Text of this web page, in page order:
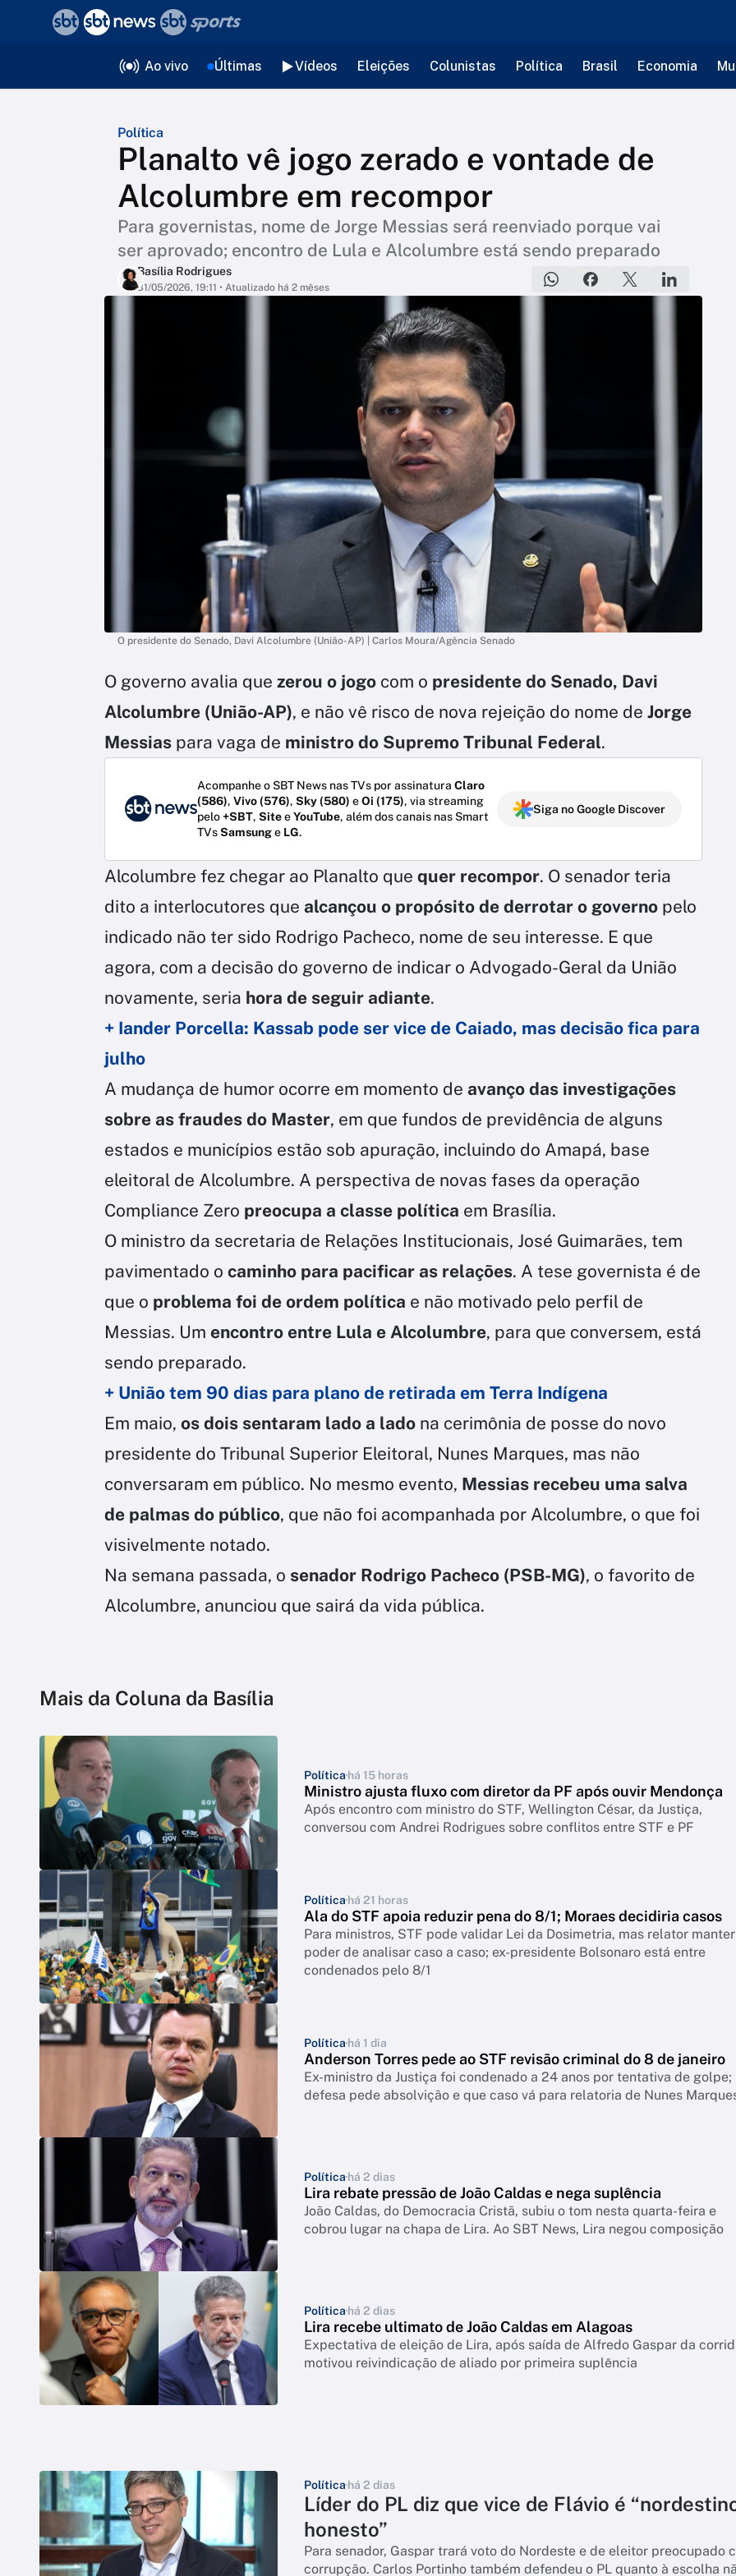
Ao vivo Últimas Vídeos Eleições Colunistas Política Brasil Economia
Política
Planalto vê jogo zerado e vontade de
Alcolumbre em recompor
Para governistas, nome de Jorge Messias será reenviado porque vai
ser aprovado; encontro de Lula e Alcolumbre está sendo preparado
Basília Rodrigues
31/05/2026, 19:11 • Atualizado há 2 mêses
O presidente do Senado, Davi Alcolumbre (União-AP) | Carlos Moura/Agência Senado
O governo avalia que zerou o jogo com o presidente do Senado, Davi
Alcolumbre (União-AP), e não vê risco de nova rejeição do nome de Jorge
Messias para vaga de ministro do Supremo Tribunal Federal.
Acompanhe o SBT News nas TVs por assinatura Claro
(586), Vivo (576), Sky (580) eOi (175), via streaming
pelo+SBT, SiteeYouTube, além dos canais nas Smart
TVsSamsunge LG.
Siga no Google Discover
Alcolumbre fez chegar ao Planalto que quer recompor. O senador teria
dito a interlocutores que alcançou o propósito de derrotar o governo pelo
indicado não ter sido Rodrigo Pacheco, nome de seu interesse. E que
agora, com a decisão do governo de indicar o Advogado-Geral da União
novamente, seria hora de seguir adiante.
+ Iander Porcella: Kassab pode ser vice de Caiado, mas decisão fica para
julho
A mudança de humor ocorre em momento de avanço das investigações
sobre as fraudes do Master, em que fundos de previdência de alguns
estados e municípios estão sob apuração, incluindo do Amapá, base
eleitoral de Alcolumbre. A perspectiva de novas fases da operação
Compliance Zero preocupa a classe política em Brasília.
O ministro da secretaria de Relações Institucionais, José Guimarães, tem
pavimentado o caminho para pacificar as relações. A tese governista é de
que o problema foi de ordem política e não motivado pelo perfil de
Messias. Um encontro entre Lula e Alcolumbre, para que conversem, está
sendo preparado.
+ União tem 90 dias para plano de retirada em Terra Indígena
Em maio, os dois sentaram lado a lado na cerimônia de posse do novo
presidente do Tribunal Superior Eleitoral, Nunes Marques, mas não
conversaram em público. No mesmo evento, Messias recebeu uma salva
de palmas do público, que não foi acompanhada por Alcolumbre, o que foi
visivelmente notado.
Na semana passada, o senador Rodrigo Pacheco (PSB-MG), o favorito de
Alcolumbre, anunciou que sairá da vida pública.
Mais da Coluna da Basília
Política há 15 horas
Ministro ajusta fluxo com diretor da PF após ouvir Mendonça
Após encontro com ministro do STF, Wellington César, da Justiça,
conversou com Andrei Rodrigues sobre conflitos entre STF e PF
Política há 21 horas
Ala do STF apoia reduzir pena do 8/1; Moraes decidiria casos
Para ministros, STF pode validar Lei da Dosimetria, mas relator
poder de analisar caso a caso; ex-presidente Bolsonaro está entre
condenados pelo 8/1
Política há 1 dia
Anderson Torres pede ao STF revisão criminal do 8 de janeiro
Ex-ministro da Justiça foi condenado a 24 anos por tentativa de golpe;
defesa pede absolvição e que caso vá para relatoria de Nunes
Política há 2 dias
Lira rebate pressão de João Caldas e nega suplência
João Caldas, do Democracia Cristã, subiu o tom nesta quarta-feira e
cobrou lugar na chapa de Lira. Ao SBT News, Lira negou composição
Política há 2 dias
Lira recebe ultimato de João Caldas em Alagoas
Expectativa de eleição de Lira, após saída de Alfredo Gaspar da
motivou reivindicação de aliado por primeira suplência
Política há 2 dias
Líder do PL diz que vice de Flávio é
honesto”
Para senador, Gaspar trará voto do Nordeste e de eleitor preocupado
corrupção. Carlos Portinho também defendeu o PL quanto à escolha
voltar
Editorias